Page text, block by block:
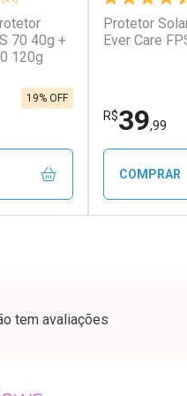
Ativar
Por R$
Por R$
70 40g +
120g
19% OFF
Protetor
Ever Care
R$39,99
COMPRAR
tem avaliações